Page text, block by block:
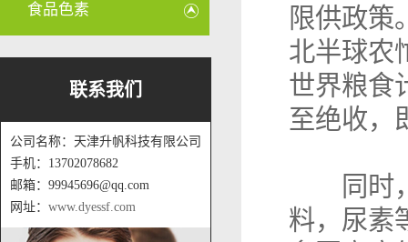
食品色素
联系我们
公司名称：天津升帆科技有限公司
手机：13702078682
邮箱：99945696@qq.com
网址： www.dyessf.com
限供政策
北半球农
世界粮食
至绝收，
同时，
料，尿素